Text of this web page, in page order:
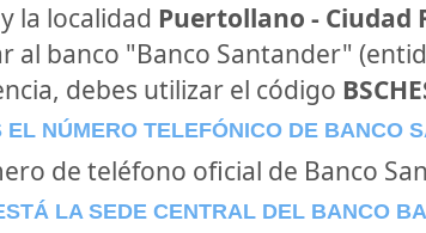
la localidad Puertollano - Ciudad
al banco "Banco Santander"
debes utilizar el código
EL NÚMERO TELEFÓNICO DE BANCO
de teléfono oficial de Banco
LA SEDE CENTRAL DEL BANCO